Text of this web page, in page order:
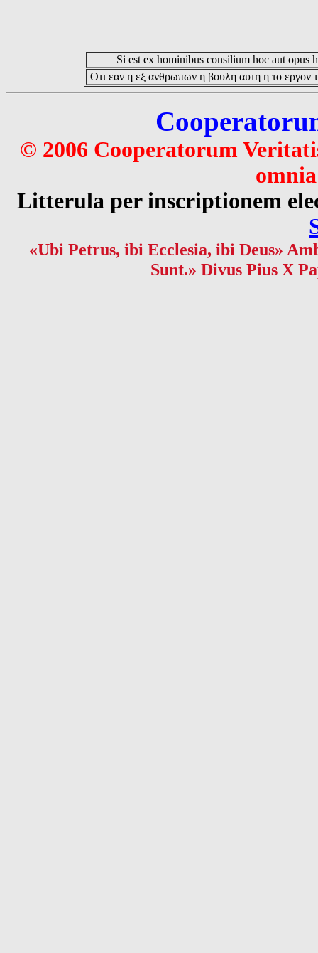
Si est ex hominibus consilium hoc aut opus
Οτι εαν η εξ ανθρωπων η βουλη αυτη η το εργον
© 2006 Cooperatorum
Litterula per inscriptionem
«Ubi Petrus, ibi Ecclesia, ibi Deus»
Sunt.» Divus Pius X